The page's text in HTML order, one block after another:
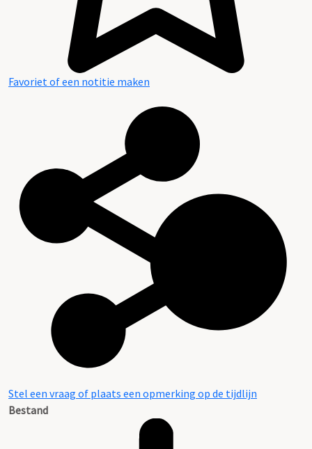
Favoriet of een notitie maken
Stel een vraag of plaats een opmerking op de tijdlijn
Bestand